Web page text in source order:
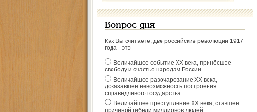
Вопрос дня
Как Вы считаете, две российские революции 1917
года - это
Величайшее событие ХХ века, принёсшее
свободу и счастье народам России
Величайшее разочарование ХХ века,
доказавшее невозможность построения
справедливого государства
Величайшее преступление ХХ века, ставшее
причиной гибели миллионов людей